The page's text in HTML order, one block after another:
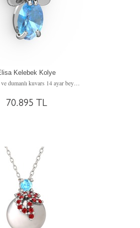
Kelebek Kolye
Akuamarin ve dumanlı kuvars 14 ayar beyaz altın kolye (40 cm beyaz altın rolo zincir)
70.895 TL